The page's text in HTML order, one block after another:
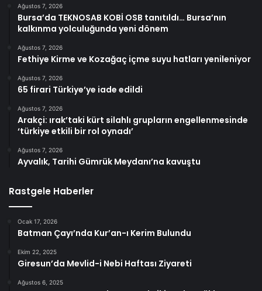
Ağustos 7, 2026
Bursa’da TEKNOSAB KOBİ OSB tanıtıldı… Bursa’nın
kalkınma yolculuğunda yeni dönem
Ağustos 7, 2026
Fethiye Kirme ve Kozağaç içme suyu hatları yenileniyor
Ağustos 7, 2026
65 firari Türkiye’ye iade edildi
Ağustos 7, 2026
Arakçi: ırak’taki kürt silahlı grupların engellenmesinde
‘türkiye etkili bir rol oynadı’
Ağustos 7, 2026
Ayvalık, Tarihi Gümrük Meydanı’na kavuştu
Rastgele Haberler
Ocak 17, 2026
Batman Çayı’nda Kur’an-ı Kerim Bulundu
Ekim 22, 2025
Giresun’da Mevlid-i Nebi Haftası Ziyareti
Ağustos 6, 2025